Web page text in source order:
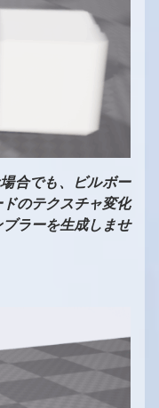
合でも、ビルボー
のテクスチャ変化
ラーを生成しませ
1/10